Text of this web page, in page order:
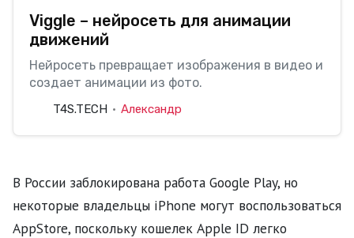
Viggle – нейросеть для анимации
движений
Нейросеть превращает изображения в видео и
создает анимации из фото.
T4S.TECH Александр
В России заблокирована работа Google Play, но
некоторые владельцы iPhone могут воспользоваться
AppStore, поскольку кошелек Apple ID легко